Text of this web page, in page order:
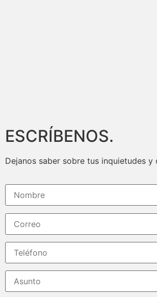
ESCRÍBENOS.
Dejanos saber sobre tus inquietudes